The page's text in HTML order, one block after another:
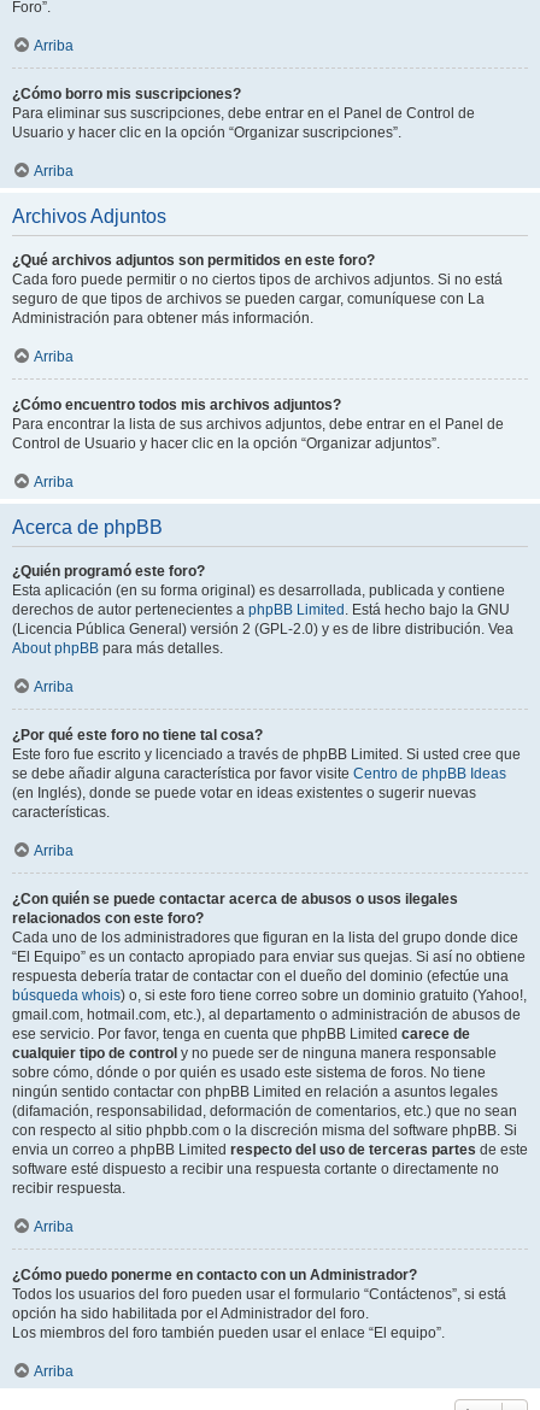
Foro”.
Arriba
¿Cómo borro mis suscripciones?
Para eliminar sus suscripciones, debe entrar en el Panel de Control de
Usuario y hacer clic en la opción “Organizar suscripciones”.
Arriba
Archivos Adjuntos
¿Qué archivos adjuntos son permitidos en este foro?
Cada foro puede permitir o no ciertos tipos de archivos adjuntos. Si no está
seguro de que tipos de archivos se pueden cargar, comuníquese con La
Administración para obtener más información.
Arriba
¿Cómo encuentro todos mis archivos adjuntos?
Para encontrar la lista de sus archivos adjuntos, debe entrar en el Panel de
Control de Usuario y hacer clic en la opción “Organizar adjuntos”.
Arriba
Acerca de phpBB
¿Quién programó este foro?
Esta aplicación (en su forma original) es desarrollada, publicada y contiene
derechos de autor pertenecientes a phpBB Limited . Está hecho bajo la GNU
(Licencia Pública General) versión 2 (GPL-2.0) y es de libre distribución. Vea
About phpBB para más detalles.
Arriba
¿Por qué este foro no tiene tal cosa?
Este foro fue escrito y licenciado a través de phpBB Limited. Si usted cree que
se debe añadir alguna característica por favor visite Centro de phpBB Ideas
(en Inglés), donde se puede votar en ideas existentes o sugerir nuevas
características.
Arriba
¿Con quién se puede contactar acerca de abusos o usos ilegales
relacionados con este foro?
Cada uno de los administradores que figuran en la lista del grupo donde dice
“El Equipo” es un contacto apropiado para enviar sus quejas. Si así no obtiene
respuesta debería tratar de contactar con el dueño del dominio (efectúe una
búsqueda whois) o, si este foro tiene correo sobre un dominio gratuito (Yahoo!,
gmail.com, hotmail.com, etc.), al departamento o administración de abusos de
ese servicio. Por favor, tenga en cuenta que phpBB Limited carece de
cualquier tipo de control y no puede ser de ninguna manera responsable
sobre cómo, dónde o por quién es usado este sistema de foros. No tiene
ningún sentido contactar con phpBB Limited en relación a asuntos legales
(difamación, responsabilidad, deformación de comentarios, etc.) que no sean
con respecto al sitio phpbb.com o la discreción misma del software phpBB. Si
envia un correo a phpBB Limited respecto del uso de terceras partes de este
software esté dispuesto a recibir una respuesta cortante o directamente no
recibir respuesta.
Arriba
¿Cómo puedo ponerme en contacto con un Administrador?
Todos los usuarios del foro pueden usar el formulario “Contáctenos”, si está
opción ha sido habilitada por el Administrador del foro.
Los miembros del foro también pueden usar el enlace “El equipo”.
Arriba